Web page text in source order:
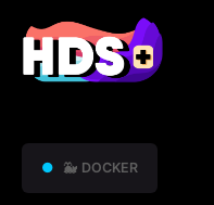
● 🐳 DOCKER